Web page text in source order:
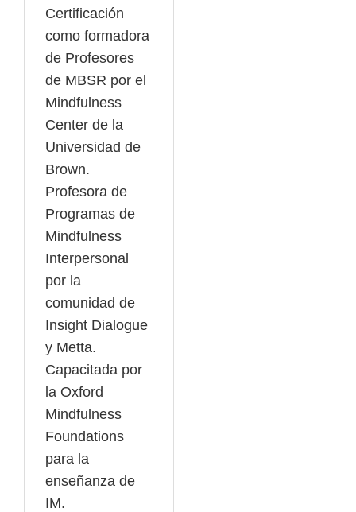
Certificación
como formadora
de Profesores
de MBSR por el
Mindfulness
Center de la
Universidad de
Brown.
Profesora de
Programas de
Mindfulness
Interpersonal
por la
comunidad de
Insight Dialogue
y Metta.
Capacitada por
la Oxford
Mindfulness
Foundations
para la
enseñanza de
IM.